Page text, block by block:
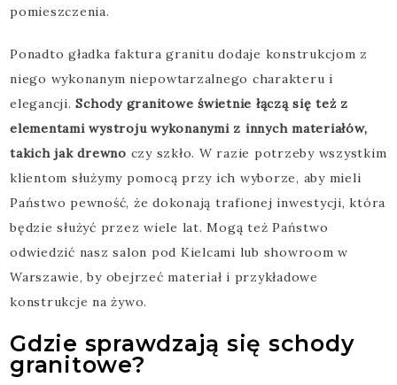
pomieszczenia.
Ponadto gładka faktura granitu dodaje konstrukcjom z
niego wykonanym niepowtarzalnego charakteru i
elegancji.Schody granitowe świetnie łączą się też z
elementami wystroju wykonanymi z innych materiałów,
takich jak drewno czy szkło. W razie potrzeby wszystkim
klientom służymy pomocą przy ich wyborze, aby mieli
Państwo pewność, że dokonają trafionej inwestycji, która
będzie służyć przez wiele lat. Mogą też Państwo
odwiedzić nasz salon pod Kielcami lub showroom w
Warszawie, by obejrzeć materiał i przykładowe
konstrukcje na żywo.
Gdzie sprawdzają się schody
granitowe?